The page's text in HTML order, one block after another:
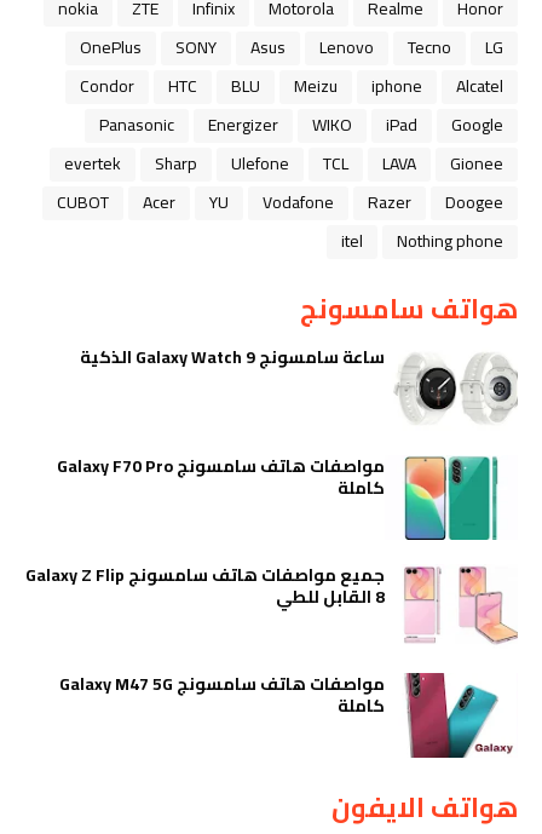
Honor
Realme
Motorola
Infinix
ZTE
nokia
LG
Tecno
Lenovo
Asus
SONY
OnePlus
Alcatel
iphone
Meizu
BLU
HTC
Condor
Google
iPad
WIKO
Energizer
Panasonic
Gionee
LAVA
TCL
Ulefone
Sharp
evertek
Doogee
Razer
Vodafone
YU
Acer
CUBOT
Nothing phone
itel
هواتف سامسونج
ساعة سامسونج Galaxy Watch 9 الذكية
مواصفات هاتف سامسونج Galaxy F70 Pro
كاملة
جميع مواصفات هاتف سامسونج Galaxy Z Flip
8 القابل للطي
مواصفات هاتف سامسونج Galaxy M47 5G
كاملة
هواتف الايفون